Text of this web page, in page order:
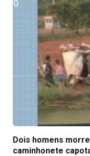
Dois homens
caminhonete